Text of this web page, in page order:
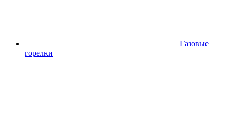
Газовые
горелки